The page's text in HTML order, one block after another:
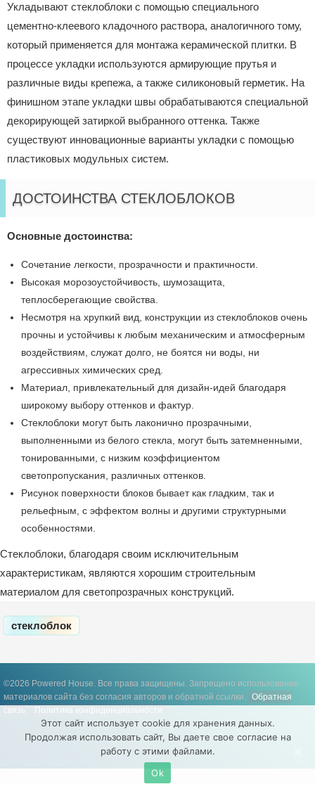
Укладывают стеклоблоки с помощью специального
цементно-клеевого кладочного раствора, аналогичного тому,
который применяется для монтажа керамической плитки. В
процессе укладки используются армирующие прутья и
различные виды крепежа, а также силиконовый герметик. На
финишном этапе укладки швы обрабатываются специальной
декорирующей затиркой выбранного оттенка. Также
существуют инновационные варианты укладки с помощью
пластиковых модульных систем.
ДОСТОИНСТВА СТЕКЛОБЛОКОВ
Основные достоинства:
Сочетание легкости, прозрачности и практичности.
Высокая морозоустойчивость, шумозащита,
теплосберегающие свойства.
Несмотря на хрупкий вид, конструкции из стеклоблоков очень
прочны и устойчивы к любым механическим и атмосферным
воздействиям, служат долго, не боятся ни воды, ни
агрессивных химических сред.
Материал, привлекательный для дизайн-идей благодаря
широкому выбору оттенков и фактур.
Стеклоблоки могут быть лаконично прозрачными,
выполненными из белого стекла, могут быть затемненными,
тонированными, с низким коэффициентом
светопропускания, различных оттенков.
Рисунок поверхности блоков бывает как гладким, так и
рельефным, с эффектом волны и другими структурными
особенностями.
Стеклоблоки, благодаря своим исключительным
характеристикам, являются хорошим строительным
материалом для светопрозрачных конструкций.
стеклоблок
©2026 Powered House. Все права защищены. Запрещено использование
материалов сайта без согласия авторов и обратной ссылки.
Обратная
связь
Политика конфиденциальности
Этот сайт использует cookie для хранения данных.
Продолжая использовать сайт, Вы даете свое согласие на
работу с этими файлами.
Ok